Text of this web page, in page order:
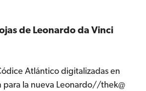
de Leonardo da Vinci
Atlántico digitalizadas en
para la nueva Leonardo//thek@